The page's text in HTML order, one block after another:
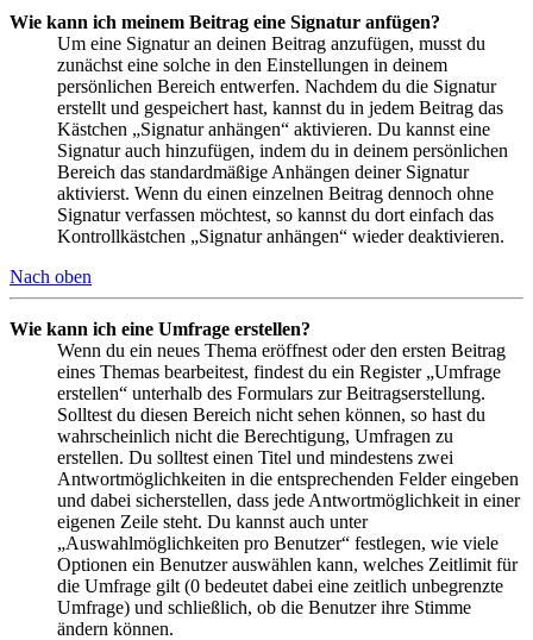
Wie kann ich meinem Beitrag eine Signatur anfügen?
Um eine Signatur an deinen Beitrag anzufügen, musst du
zunächst eine solche in den Einstellungen in deinem
persönlichen Bereich entwerfen. Nachdem du die Signatur
erstellt und gespeichert hast, kannst du in jedem Beitrag das
Kästchen „Signatur anhängen“ aktivieren. Du kannst eine
Signatur auch hinzufügen, indem du in deinem persönlichen
Bereich das standardmäßige Anhängen deiner Signatur
aktivierst. Wenn du einen einzelnen Beitrag dennoch ohne
Signatur verfassen möchtest, so kannst du dort einfach das
Kontrollkästchen „Signatur anhängen“ wieder deaktivieren.
Nach oben
Wie kann ich eine Umfrage erstellen?
Wenn du ein neues Thema eröffnest oder den ersten Beitrag
eines Themas bearbeitest, findest du ein Register „Umfrage
erstellen“ unterhalb des Formulars zur Beitragserstellung.
Solltest du diesen Bereich nicht sehen können, so hast du
wahrscheinlich nicht die Berechtigung, Umfragen zu
erstellen. Du solltest einen Titel und mindestens zwei
Antwortmöglichkeiten in die entsprechenden Felder eingeben
und dabei sicherstellen, dass jede Antwortmöglichkeit in einer
eigenen Zeile steht. Du kannst auch unter
„Auswahlmöglichkeiten pro Benutzer“ festlegen, wie viele
Optionen ein Benutzer auswählen kann, welches Zeitlimit für
die Umfrage gilt (0 bedeutet dabei eine zeitlich unbegrenzte
Umfrage) und schließlich, ob die Benutzer ihre Stimme
ändern können.